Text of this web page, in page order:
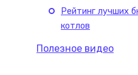
Рейтинг лучших
котлов
Полезное видео